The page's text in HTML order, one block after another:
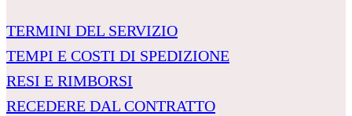
TERMINI DEL SERVIZIO
TEMPI E COSTI DI SPEDIZIONE
RESI E RIMBORSI
RECEDERE DAL CONTRATTO